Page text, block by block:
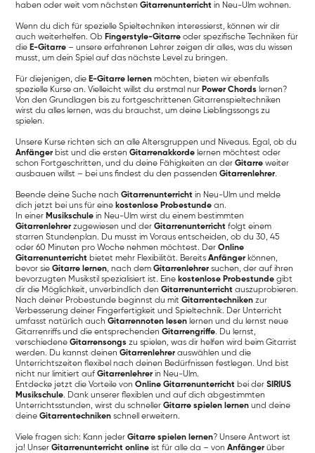
haben oder weit vom nächstenGitarrenunterricht in Neu-Ulm wohnen.
Wenn du dich für spezielle Spieltechniken interessierst, können wir dir
auch weiterhelfen. Ob Fingerstyle-Gitarre oder spezifische Techniken für
die E-Gitarre – unsere erfahrenen Lehrer zeigen dir alles, was du wissen
musst, um dein Spiel auf das nächste Level zu bringen.
Für diejenigen, die E-Gitarre lernen möchten, bieten wir ebenfalls
spezielle Kurse an. Vielleicht willst du erstmal nur Power Chords lernen?
Von den Grundlagen bis zu fortgeschrittenen Gitarrenspieltechniken
wirst du alles lernen, was du brauchst, um deine Lieblingssongs zu
spielen.
Unsere Kurse richten sich an alle Altersgruppen und Niveaus. Egal, ob du
Anfänger bist und die erstenGitarrenakkorde lernen möchtest oder
schon Fortgeschritten, und du deine Fähigkeiten an derGitarre weiter
ausbauen willst – bei uns findest du den passendenGitarrenlehrer.
Beende deine Suche nachGitarrenunterricht in Neu-Ulm und melde
dich jetzt bei uns für eine kostenlose Probestunde an.
In einer Musikschule in Neu-Ulm wirst du einem bestimmten
Gitarrenlehrer zugewiesen und derGitarrenunterricht folgt einem
starren Stundenplan. Du musst im Voraus entscheiden, ob du 30, 45
oder 60 Minuten pro Woche nehmen möchtest. DerOnline
Gitarrenunterricht bietet mehr Flexibilität. BereitsAnfänger können,
bevor sieGitarre lernen, nach demGitarrenlehrer suchen, der auf ihren
bevorzugten Musikstil spezialisiert ist. Eine kostenlose Probestunde gibt
dir die Möglichkeit, unverbindlich denGitarrenunterricht auszuprobieren.
Nach deiner Probestunde beginnst du mitGitarrentechniken zur
Verbesserung deiner Fingerfertigkeit und Spieltechnik. Der Unterricht
umfasst natürlich auchGitarrennoten lesen lernen und du lernst neue
Gitarrenriffs und die entsprechendenGitarrengriffe. Du lernst,
verschiedeneGitarrensongs zu spielen, was dir helfen wird beim Gitarrist
werden. Du kannst deinenGitarrenlehrer auswählen und die
Unterrichtszeiten flexibel nach deinen Bedürfnissen festlegen. Und bist
nicht nur limitiert aufGitarrenlehrer in Neu-Ulm.
Entdecke jetzt die Vorteile vonOnline Gitarrenunterricht bei derSIRIUS
Musikschule. Dank unserer flexiblen und auf dich abgestimmten
Unterrichtsstunden, wirst du schnellerGitarre spielen lernen und deine
deineGitarrentechniken schnell erweitern.
Viele fragen sich: Kann jederGitarre spielen lernen? Unsere Antwort ist
ja! UnserGitarrenunterricht online ist für alle da – vonAnfänger über